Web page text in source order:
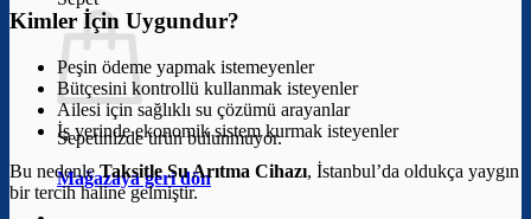
Sepetinizde ürün bulunmuyor.
Mağazaya geri dön
Kimler İçin Uygundur?
Peşin ödeme yapmak istemeyenler
Bütçesini kontrollü kullanmak isteyenler
Ailesi için sağlıklı su çözümü arayanlar
İş yerinde ekonomik sistem kurmak isteyenler
Bu nedenleTaksitle Su Arıtma Cihazı, İstanbul’da oldukça yaygın
bir tercih haline gelmiştir.